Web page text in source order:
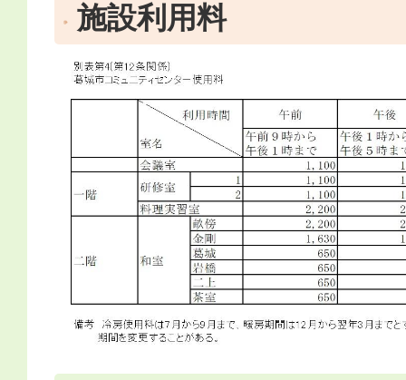
施設利用料